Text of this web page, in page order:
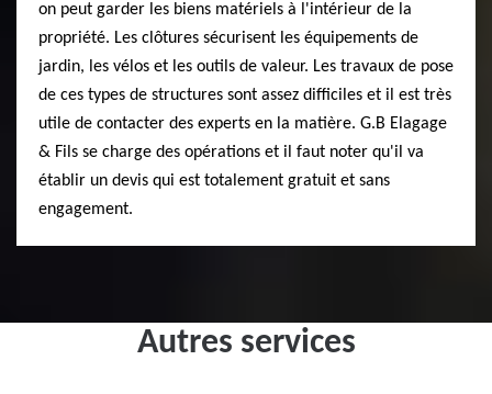
on peut garder les biens matériels à l'intérieur de la
propriété. Les clôtures sécurisent les équipements de
jardin, les vélos et les outils de valeur. Les travaux de pose
de ces types de structures sont assez difficiles et il est très
utile de contacter des experts en la matière. G.B Elagage
& Fils se charge des opérations et il faut noter qu'il va
établir un devis qui est totalement gratuit et sans
engagement.
Autres services